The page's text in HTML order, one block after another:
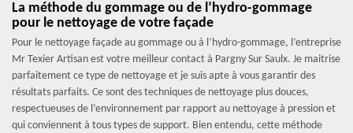
La méthode du gommage ou de l’hydro-gommage
pour le nettoyage de votre façade
Pour le nettoyage façade au gommage ou à l’hydro-gommage, l’entreprise
Mr Texier Artisan est votre meilleur contact à Pargny Sur Saulx. Je maitrise
parfaitement ce type de nettoyage et je suis apte à vous garantir des
résultats parfaits. Ce sont des techniques de nettoyage plus douces,
respectueuses de l’environnement par rapport au nettoyage à pression et
qui conviennent à tous types de support. Bien entendu, cette méthode